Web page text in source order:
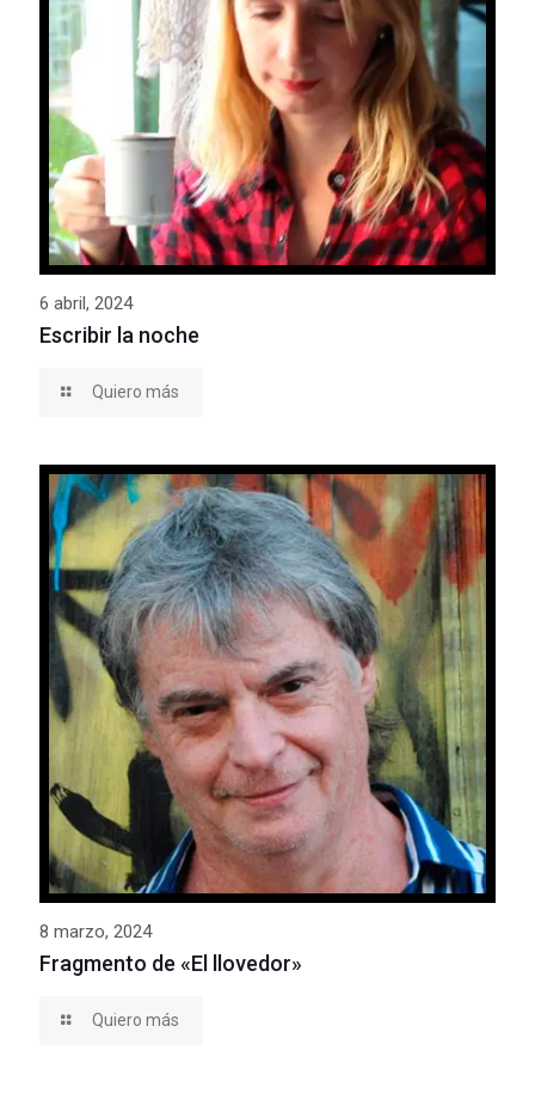
6 abril, 2024
Escribir la noche
Quiero más
8 marzo, 2024
Fragmento de «El llovedor»
Quiero más